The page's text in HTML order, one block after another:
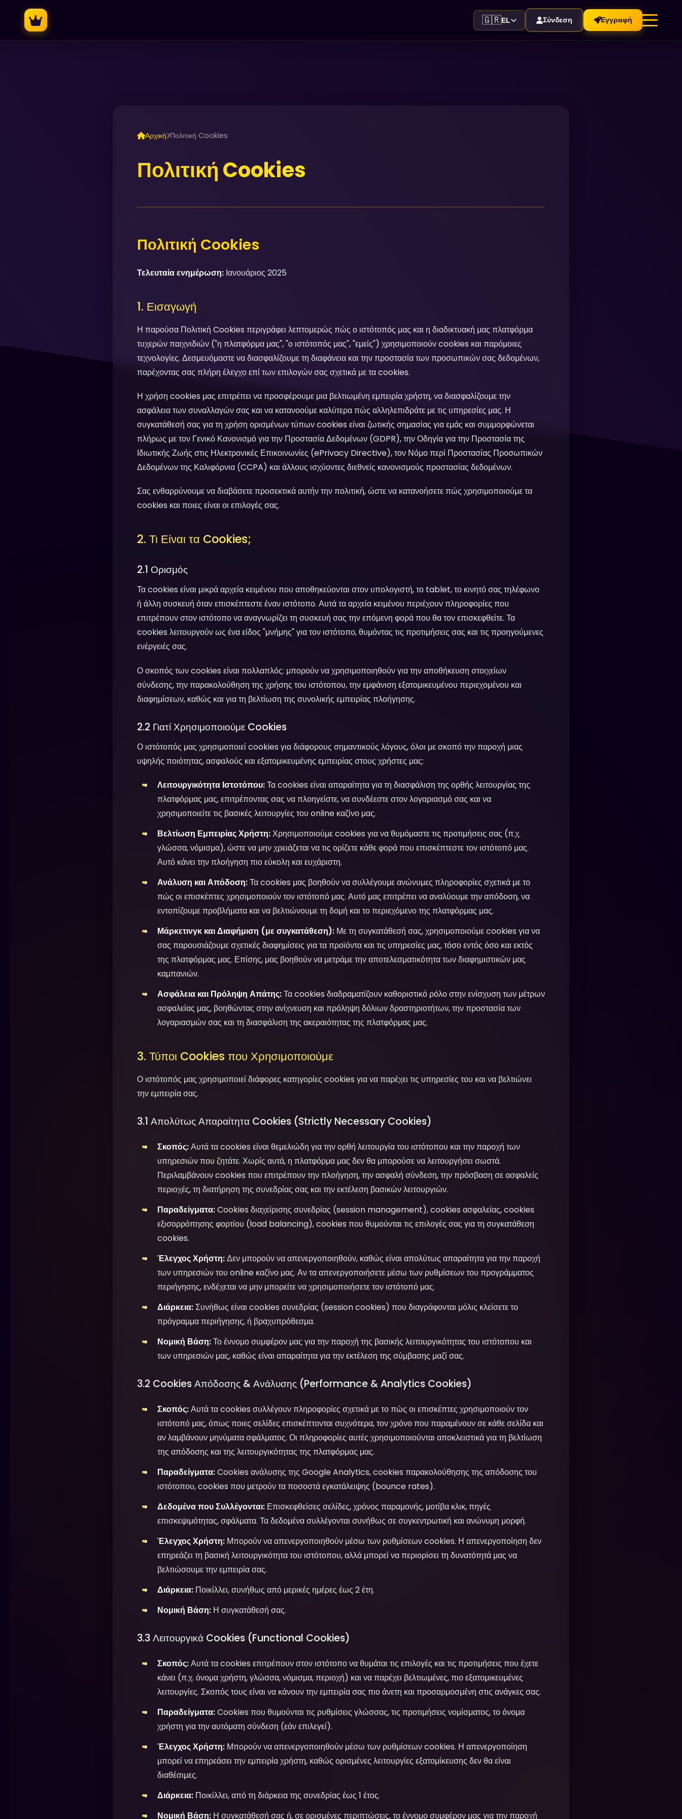
🇬🇷EL Σύνδεση Εγγραφή
Αρχική Πολιτική Cookies
Πολιτική Cookies
Πολιτική Cookies
Τελευταία ενημέρωση: Ιανουάριος 2025
1. Εισαγωγή
Η παρούσα Πολιτική Cookies περιγράφει λεπτομερώς πώς ο ιστότοπός μας και η διαδικτυακή μας πλατφόρμα
τυχερών παιχνιδιών ("η πλατφόρμα μας", "ο ιστότοπός μας", "εμείς") χρησιμοποιούν cookies και παρόμοιες
τεχνολογίες. Δεσμευόμαστε να διασφαλίζουμε τη διαφάνεια και την προστασία των προσωπικών σας δεδομένων,
παρέχοντας σας πλήρη έλεγχο επί των επιλογών σας σχετικά με τα cookies.
Η χρήση cookies μας επιτρέπει να προσφέρουμε μια βελτιωμένη εμπειρία χρήστη, να διασφαλίζουμε την
ασφάλεια των συναλλαγών σας και να κατανοούμε καλύτερα πώς αλληλεπιδράτε με τις υπηρεσίες μας. Η
συγκατάθεσή σας για τη χρήση ορισμένων τύπων cookies είναι ζωτικής σημασίας για εμάς και συμμορφώνεται
πλήρως με τον Γενικό Κανονισμό για την Προστασία Δεδομένων (GDPR), την Οδηγία για την Προστασία της
Ιδιωτικής Ζωής στις Ηλεκτρονικές Επικοινωνίες (ePrivacy Directive), τον Νόμο περί Προστασίας Προσωπικών
Δεδομένων της Καλιφόρνια (CCPA) και άλλους ισχύοντες διεθνείς κανονισμούς προστασίας δεδομένων.
Σας ενθαρρύνουμε να διαβάσετε προσεκτικά αυτήν την πολιτική, ώστε να κατανοήσετε πώς χρησιμοποιούμε τα
cookies και ποιες είναι οι επιλογές σας.
2. Τι Είναι τα Cookies;
2.1 Ορισμός
Τα cookies είναι μικρά αρχεία κειμένου που αποθηκεύονται στον υπολογιστή, το tablet, το κινητό σας τηλέφωνο
ή άλλη συσκευή όταν επισκέπτεστε έναν ιστότοπο. Αυτά τα αρχεία κειμένου περιέχουν πληροφορίες που
επιτρέπουν στον ιστότοπο να αναγνωρίζει τη συσκευή σας την επόμενη φορά που θα τον επισκεφθείτε. Τα
cookies λειτουργούν ως ένα είδος "μνήμης" για τον ιστότοπο, θυμόντας τις προτιμήσεις σας και τις προηγούμενες
ενέργειές σας.
Ο σκοπός των cookies είναι πολλαπλός: μπορούν να χρησιμοποιηθούν για την αποθήκευση στοιχείων
σύνδεσης, την παρακολούθηση της χρήσης του ιστότοπου, την εμφάνιση εξατομικευμένου περιεχομένου και
διαφημίσεων, καθώς και για τη βελτίωση της συνολικής εμπειρίας πλοήγησης.
2.2 Γιατί Χρησιμοποιούμε Cookies
Ο ιστότοπός μας χρησιμοποιεί cookies για διάφορους σημαντικούς λόγους, όλοι με σκοπό την παροχή μιας
υψηλής ποιότητας, ασφαλούς και εξατομικευμένης εμπειρίας στους χρήστες μας:
Λειτουργικότητα Ιστοτόπου:Τα cookies είναι απαραίτητα για τη διασφάλιση της ορθής λειτουργίας της
πλατφόρμας μας, επιτρέποντας σας να πλοηγείστε, να συνδέεστε στον λογαριασμό σας και να
χρησιμοποιείτε τις βασικές λειτουργίες του online καζίνο μας.
Βελτίωση Εμπειρίας Χρήστη:Χρησιμοποιούμε cookies για να θυμόμαστε τις προτιμήσεις σας (π.χ.
γλώσσα, νόμισμα), ώστε να μην χρειάζεται να τις ορίζετε κάθε φορά που επισκέπτεστε τον ιστότοπό μας.
Αυτό κάνει την πλοήγηση πιο εύκολη και ευχάριστη.
Ανάλυση και Απόδοση:Τα cookies μας βοηθούν να συλλέγουμε ανώνυμες πληροφορίες σχετικά με το
πώς οι επισκέπτες χρησιμοποιούν τον ιστότοπό μας. Αυτό μας επιτρέπει να αναλύουμε την απόδοση, να
εντοπίζουμε προβλήματα και να βελτιώνουμε τη δομή και το περιεχόμενο της πλατφόρμας μας.
Μάρκετινγκ και Διαφήμιση (με συγκατάθεση): Με τη συγκατάθεσή σας, χρησιμοποιούμε cookies για να
σας παρουσιάζουμε σχετικές διαφημίσεις για τα προϊόντα και τις υπηρεσίες μας, τόσο εντός όσο και εκτός
της πλατφόρμας μας. Επίσης, μας βοηθούν να μετράμε την αποτελεσματικότητα των διαφημιστικών μας
καμπανιών.
Ασφάλεια και Πρόληψη Απάτης:Τα cookies διαδραματίζουν καθοριστικό ρόλο στην ενίσχυση των μέτρων
ασφαλείας μας, βοηθώντας στην ανίχνευση και πρόληψη δόλιων δραστηριοτήτων, την προστασία των
λογαριασμών σας και τη διασφάλιση της ακεραιότητας της πλατφόρμας μας.
3. Τύποι Cookies που Χρησιμοποιούμε
Ο ιστότοπός μας χρησιμοποιεί διάφορες κατηγορίες cookies για να παρέχει τις υπηρεσίες του και να βελτιώνει
την εμπειρία σας.
3.1 Απολύτως Απαραίτητα Cookies (Strictly Necessary Cookies)
Σκοπός:Αυτά τα cookies είναι θεμελιώδη για την ορθή λειτουργία του ιστότοπου και την παροχή των
υπηρεσιών που ζητάτε. Χωρίς αυτά, η πλατφόρμα μας δεν θα μπορούσε να λειτουργήσει σωστά.
Περιλαμβάνουν cookies που επιτρέπουν την πλοήγηση, την ασφαλή σύνδεση, την πρόσβαση σε ασφαλείς
περιοχές, τη διατήρηση της συνεδρίας σας και την εκτέλεση βασικών λειτουργιών.
Παραδείγματα:Cookies διαχείρισης συνεδρίας (session management), cookies ασφαλείας, cookies
εξισορρόπησης φορτίου (load balancing), cookies που θυμούνται τις επιλογές σας για τη συγκατάθεση
cookies.
Έλεγχος Χρήστη:Δεν μπορούν να απενεργοποιηθούν, καθώς είναι απολύτως απαραίτητα για την παροχή
των υπηρεσιών του online καζίνο μας. Αν τα απενεργοποιήσετε μέσω των ρυθμίσεων του προγράμματος
περιήγησης, ενδέχεται να μην μπορείτε να χρησιμοποιήσετε τον ιστότοπό μας.
Διάρκεια:Συνήθως είναι cookies συνεδρίας (session cookies) που διαγράφονται μόλις κλείσετε το
πρόγραμμα περιήγησης, ή βραχυπρόθεσμα.
Νομική Βάση:Το έννομο συμφέρον μας για την παροχή της βασικής λειτουργικότητας του ιστότοπου και
των υπηρεσιών μας, καθώς είναι απαραίτητα για την εκτέλεση της σύμβασης μαζί σας.
3.2 Cookies Απόδοσης & Ανάλυσης (Performance & Analytics Cookies)
Σκοπός:Αυτά τα cookies συλλέγουν πληροφορίες σχετικά με το πώς οι επισκέπτες χρησιμοποιούν τον
ιστότοπό μας, όπως ποιες σελίδες επισκέπτονται συχνότερα, τον χρόνο που παραμένουν σε κάθε σελίδα και
αν λαμβάνουν μηνύματα σφάλματος. Οι πληροφορίες αυτές χρησιμοποιούνται αποκλειστικά για τη βελτίωση
της απόδοσης και της λειτουργικότητας της πλατφόρμας μας.
Παραδείγματα:Cookies ανάλυσης της Google Analytics, cookies παρακολούθησης της απόδοσης του
ιστότοπου, cookies που μετρούν τα ποσοστά εγκατάλειψης (bounce rates).
Δεδομένα που Συλλέγονται: Επισκεφθείσες σελίδες, χρόνος παραμονής, μοτίβα κλικ, πηγές
επισκεψιμότητας, σφάλματα. Τα δεδομένα συλλέγονται συνήθως σε συγκεντρωτική και ανώνυμη μορφή.
Έλεγχος Χρήστη: Μπορούν να απενεργοποιηθούν μέσω των ρυθμίσεων cookies. Η απενεργοποίηση δεν
επηρεάζει τη βασική λειτουργικότητα του ιστότοπου, αλλά μπορεί να περιορίσει τη δυνατότητά μας να
βελτιώσουμε την εμπειρία σας.
Διάρκεια: Ποικίλλει, συνήθως από μερικές ημέρες έως 2 έτη.
Νομική Βάση: Η συγκατάθεσή σας.
3.3 Λειτουργικά Cookies (Functional Cookies)
Σκοπός:Αυτά τα cookies επιτρέπουν στον ιστότοπο να θυμάται τις επιλογές και τις προτιμήσεις που έχετε
κάνει (π.χ. όνομα χρήστη, γλώσσα, νόμισμα, περιοχή) και να παρέχει βελτιωμένες, πιο εξατομικευμένες
λειτουργίες. Σκοπός τους είναι να κάνουν την εμπειρία σας πιο άνετη και προσαρμοσμένη στις ανάγκες σας.
Παραδείγματα:Cookies που θυμούνται τις ρυθμίσεις γλώσσας, τις προτιμήσεις νομίσματος, το όνομα
χρήστη για την αυτόματη σύνδεση (εάν επιλεγεί).
Έλεγχος Χρήστη: Μπορούν να απενεργοποιηθούν μέσω των ρυθμίσεων cookies. Η απενεργοποίηση
μπορεί να επηρεάσει την εμπειρία χρήστη, καθώς ορισμένες λειτουργίες εξατομίκευσης δεν θα είναι
διαθέσιμες.
Διάρκεια: Ποικίλλει, από τη διάρκεια της συνεδρίας έως 1 έτος.
Νομική Βάση: Η συγκατάθεσή σας ή, σε ορισμένες περιπτώσεις, το έννομο συμφέρον μας για την παροχή